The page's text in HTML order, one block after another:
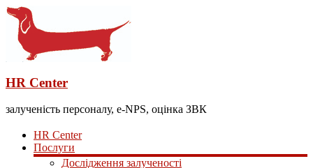
HR Center
залученість персоналу, e-NPS, оцінка ЗВК
HR Center
Послуги
Дослідження залученості